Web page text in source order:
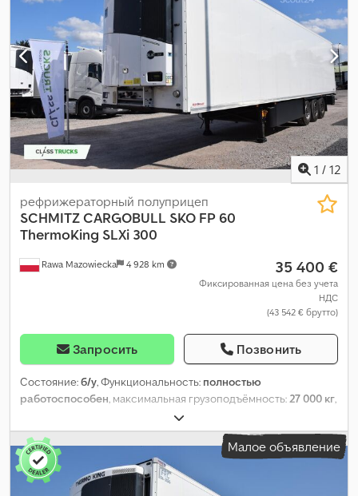
1 / 12
Rawa Mazowiecka 4 928 km
рефрижераторный полуприцеп
SCHMITZ CARGOBULL SKO FP 60
ThermoKing SLXi 300
35 400 €
Фиксированная цена без учета
НДС
(43 542 € брутто)
Запросить Позвонить
Состояние:б/у, Функциональность: полностью
работоспособен, максимальная грузоподъёмность:27 000 кг,
, конфигурация осей:
регистрация:02/2021, общая длина:14 040 мм, общая ширина:
2 600 мм, подвеска:воздух, цвет:белый, Год выпуска:2021,
Оборудование:
гидроусилитель руля, охладительный
агрегат, полная сервисная история
Малое объявление